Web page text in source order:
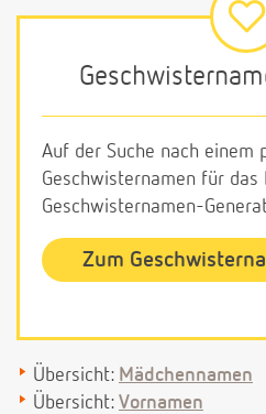
Auf der Suche nach einem
Geschwisternamen für das
Geschwisternamen-
Zum
Übersicht: Mädchennamen
Übersicht: Vornamen